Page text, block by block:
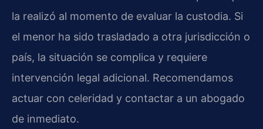
la realizó al momento de evaluar la custodia. Si
el menor ha sido trasladado a otra jurisdicción o
país, la situación se complica y requiere
intervención legal adicional. Recomendamos
actuar con celeridad y contactar a un abogado
de inmediato.